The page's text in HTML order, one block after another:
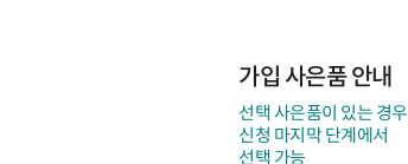
가입 사은품 안내
선택 사은품이 있는 경우
신청 마지막 단계에서
선택 가능